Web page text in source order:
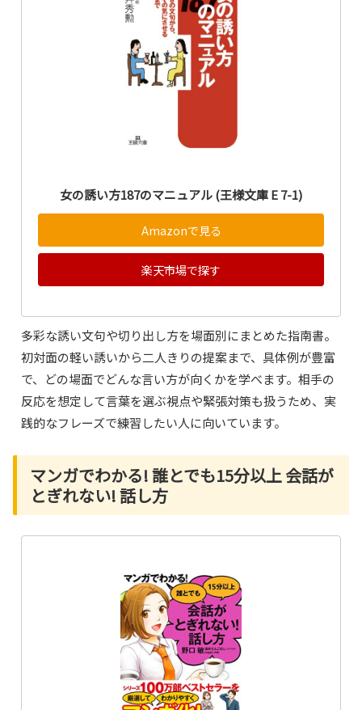
女の誘い方187のマニュアル (王様文庫 E 7-1)
Amazonで見る
楽天市場で探す
多彩な誘い文句や切り出し方を場面別にまとめた指南書。
初対面の軽い誘いから二人きりの提案まで、具体例が豊富
で、どの場面でどんな言い方が向くかを学べます。相手の
反応を想定して言葉を選ぶ視点や緊張対策も扱うため、実
践的なフレーズで練習したい人に向いています。
マンガでわかる! 誰とでも15分以上 会話が
とぎれない! 話し方